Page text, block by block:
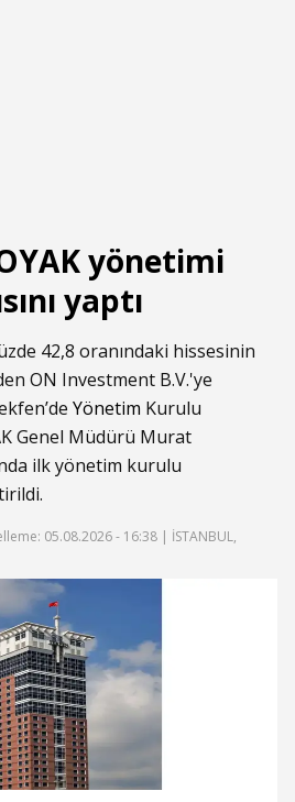
yönetimi
yaptı
42,8 oranındaki hissesinin
ON Investment B.V.'ye
Yönetim Kurulu
Genel Müdürü Murat
ilk yönetim kurulu
05.08.2026 - 16:38 | İSTANBUL,